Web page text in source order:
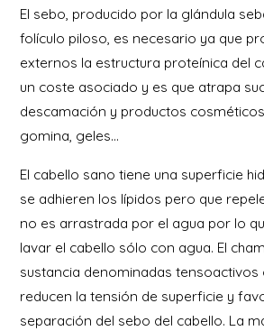
El sebo, producido por la glándula
folículo piloso, es necesario ya que
externos la estructura proteínica del
un coste asociado y es que atrapa
descamación y productos
gomina, geles…
El cabello sano tiene una superficie
se adhieren los lípidos pero que
no es arrastrada por el agua por lo
lavar el cabello sólo con agua. El
sustancia denominadas tensoactivos
reducen la tensión de superficie y
separación del sebo del cabello. La